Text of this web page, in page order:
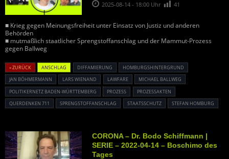
2025-08-14 - 18:00 Uhr 41
■ Krieg gegen Meinungsfreiheit unter Einsatz von Justiz und anderen
Behörden
■ mutmaßlich staatlicher Sprengstoffanschlag und der Mammut-Prozess
gegen Ballweg
« ZURÜCK ANSCHLAG DIFFAMIERUNG
HOMBURGSHINTERGRUND
JAN BÖHMERMANN
LARS WIENAND LAWFARE
MICHAEL BALLWEG
POLITIKERNETZ BADEN-WÜRTTEMBERG
PROZESS
PROZESSAKTEN
QUERDENKEN 711
SPRENGSTOFFANSCHLAG STAATSSCHUTZ STEFAN HOMBURG
CORONA – Dr. Bodo Schiffmann |
SERIE – 2022-04-14 – Boschimo des
Tages